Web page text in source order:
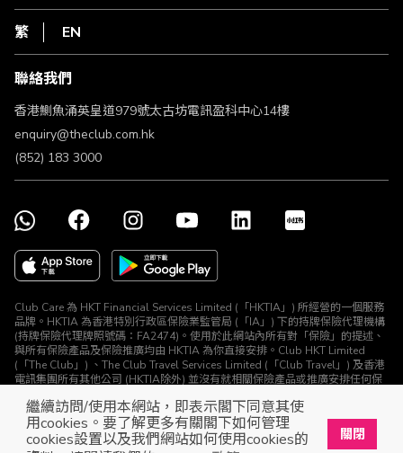
繼續訪問/使用本網站，即表示閣下同意其使
用cookies。要了解更多有關閣下如何管理
cookies設置以及我們網站如何使用cookies的
關閉
HKT
私隱聲明
使用條款
條款及細則
不歧視及不騷擾聲明
認可牌照及通告
繁 EN
聯絡我們
香港鰂魚涌英皇道979號太古坊電訊盈科中心14樓
enquiry@theclub.com.hk
(852) 183 3000
Club Care 為 HKT Financial Services Limited (「HKTIA」) 所經營的一個服務
品牌。HKTIA 為香港特別行政區保險業監管局 (「IA」) 下的持牌保險代理機構
(持牌保險代理牌照號碼：FA2474)。使用於此網站內所有對「保險」的提述、
與所有保險產品及保險推廣均由 HKTIA 為你直接安排。Club HKT Limited
(「The Club」) 、The Club Travel Services Limited (「Club Travel」) 及香港
電訊集團所有其他公司 (HKTIA除外) 並沒有就相關保險產品或推廣安排任何保
© The Club 2026. 保留所有權利
立即下載The Club手機app